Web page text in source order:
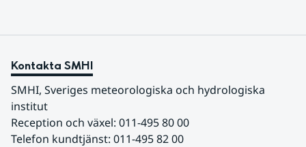
Kontakta SMHI
SMHI, Sveriges meteorologiska och hydrologiska
institut
Reception och växel: 011-495 80 00
Telefon kundtjänst: 011-495 82 00